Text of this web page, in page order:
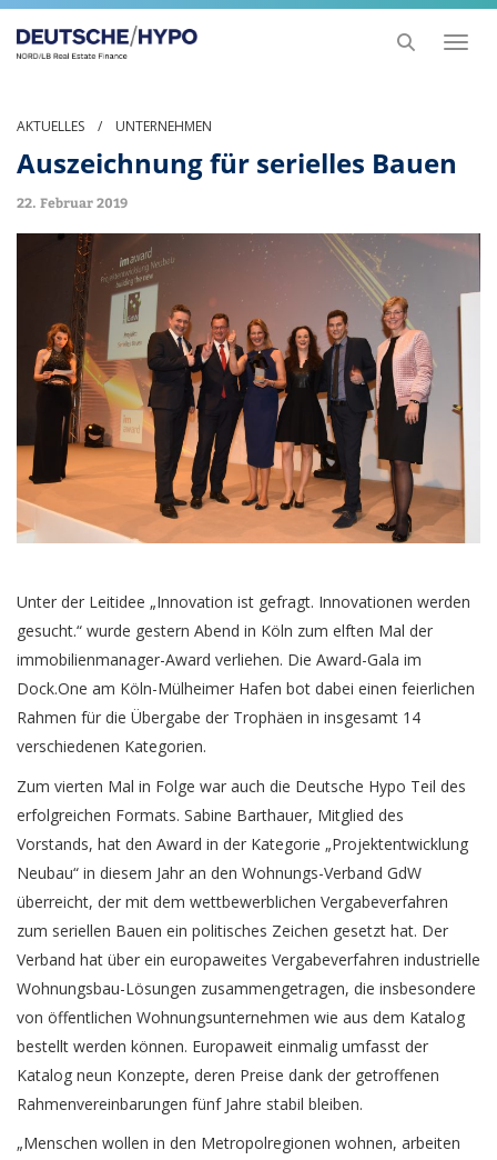
Toggle
AKTUELLES / UNTERNEHMEN
Auszeichnung für serielles Bauen
22. Februar 2019
Unter der Leitidee „Innovation ist gefragt. Innovationen werden
gesucht.“ wurde gestern Abend in Köln zum elften Mal der
immobilienmanager-Award verliehen. Die Award-Gala im
Dock.One am Köln-Mülheimer Hafen bot dabei einen feierlichen
Rahmen für die Übergabe der Trophäen in insgesamt 14
verschiedenen Kategorien.
Zum vierten Mal in Folge war auch die Deutsche Hypo Teil des
erfolgreichen Formats. Sabine Barthauer, Mitglied des
Vorstands, hat den Award in der Kategorie „Projektentwicklung
Neubau“ in diesem Jahr an den Wohnungs-Verband GdW
überreicht, der mit dem wettbewerblichen Vergabeverfahren
zum seriellen Bauen ein politisches Zeichen gesetzt hat. Der
Verband hat über ein europaweites Vergabeverfahren industrielle
Wohnungsbau-Lösungen zusammengetragen, die insbesondere
von öffentlichen Wohnungsunternehmen wie aus dem Katalog
bestellt werden können. Europaweit einmalig umfasst der
Katalog neun Konzepte, deren Preise dank der getroffenen
Rahmenvereinbarungen fünf Jahre stabil bleiben.
„Menschen wollen in den Metropolregionen wohnen, arbeiten